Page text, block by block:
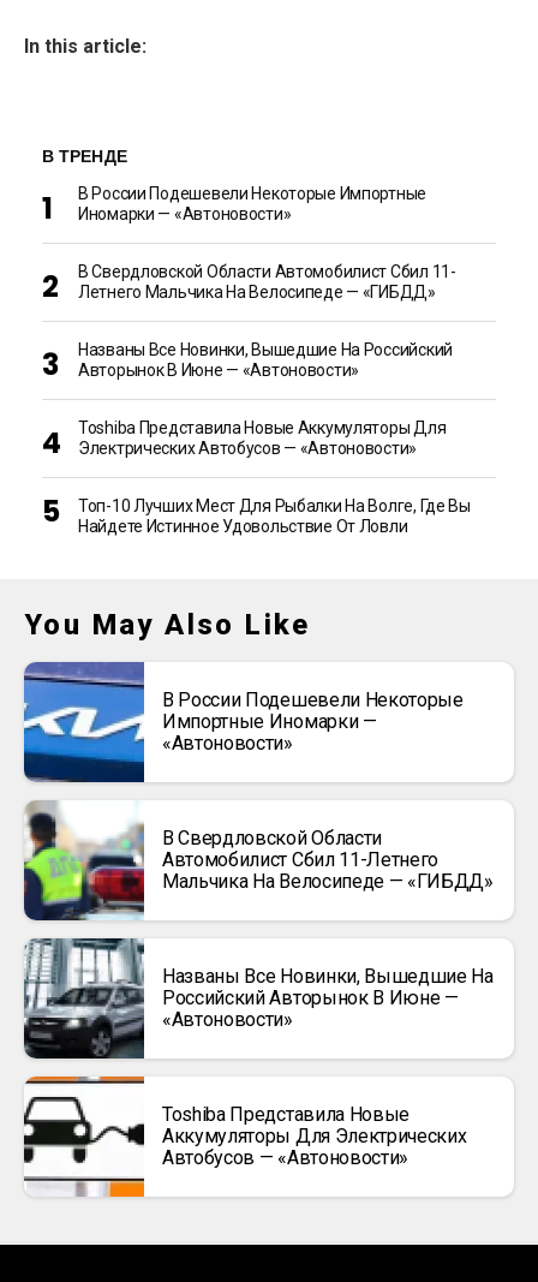
In this article:
В ТРЕНДЕ
В России Подешевели Некоторые Импортные
Иномарки — «Автоновости»
В Свердловской Области Автомобилист Сбил 11-
Летнего Мальчика На Велосипеде — «ГИБДД»
Названы Все Новинки, Вышедшие На Российский
Авторынок В Июне — «Автоновости»
Toshiba Представила Новые Аккумуляторы Для
Электрических Автобусов — «Автоновости»
Топ-10 Лучших Мест Для Рыбалки На Волге, Где Вы
Найдете Истинное Удовольствие От Ловли
You May Also Like
В России Подешевели Некоторые
Импортные Иномарки —
«Автоновости»
В Свердловской Области
Автомобилист Сбил 11-Летнего
Мальчика На Велосипеде — «ГИБДД»
Названы Все Новинки, Вышедшие На
Российский Авторынок В Июне —
«Автоновости»
Toshiba Представила Новые
Аккумуляторы Для Электрических
Автобусов — «Автоновости»